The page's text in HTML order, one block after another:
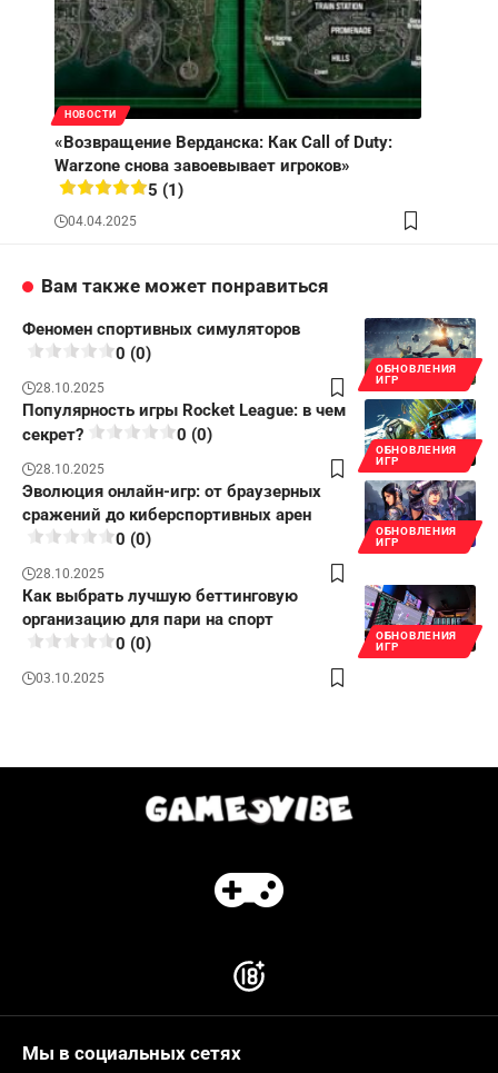
НОВОСТИ
«Возвращение Верданска: Как Call of Duty:
Warzone снова завоевывает игроков»
5 (1)
04.04.2025
Вам также может понравиться
ОБНОВЛЕНИЯ
ИГР
Феномен спортивных симуляторов
0 (0)
28.10.2025
ОБНОВЛЕНИЯ
ИГР
Популярность игры Rocket League: в чем
секрет?
0 (0)
28.10.2025
ОБНОВЛЕНИЯ
ИГР
Эволюция онлайн-игр: от браузерных
сражений до киберспортивных арен
0 (0)
28.10.2025
ОБНОВЛЕНИЯ
ИГР
Как выбрать лучшую беттинговую
организацию для пари на спорт
0 (0)
03.10.2025
Мы в социальных сетях